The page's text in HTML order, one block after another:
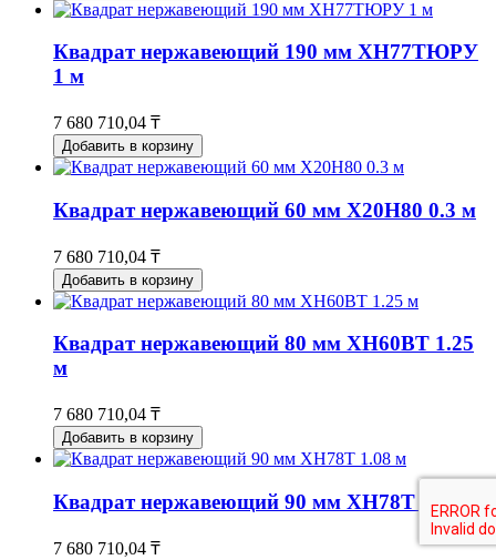
Квадрат нержавеющий 190 мм ХН77ТЮРУ
1 м
7 680 710,04 ₸
Добавить в корзину
Квадрат нержавеющий 60 мм Х20Н80 0.3 м
7 680 710,04 ₸
Добавить в корзину
Квадрат нержавеющий 80 мм ХН60ВТ 1.25
м
7 680 710,04 ₸
Добавить в корзину
Квадрат нержавеющий 90 мм ХН78Т 1.08 м
7 680 710,04 ₸